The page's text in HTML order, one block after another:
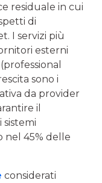
residuale in cui
di
I servizi più
esterni
sono i
da provider
il
nel 45% delle
considerati